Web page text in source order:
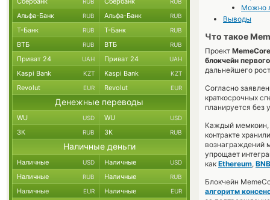
Можно
Выводы
Что такое
Проект MemeCore
блокчейн
дальнейшего
Согласно
краткосрочных
планируется без
Каждый мемкоин,
контракте
вознаграждений
упрощает
как Ethereum, BNB
Блокчейн
алгоритм
Альфа-Банк RUB Альфа-Банк RUB
Т-Банк RUB Т-Банк RUB
ВТБ RUB ВТБ RUB
Приват 24 UAH Приват 24 UAH
Kaspi Bank KZT Kaspi Bank KZT
Revolut EUR Revolut EUR
Денежные переводы
WU USD WU USD
ЗК RUB ЗК RUB
Наличные деньги
Наличные USD Наличные USD
Наличные RUB Наличные RUB
Наличные EUR Наличные EUR